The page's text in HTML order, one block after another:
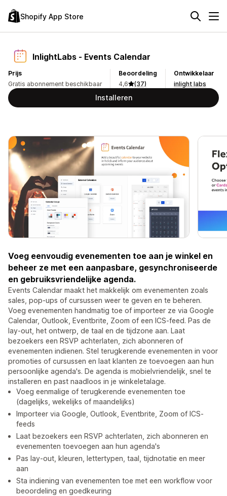
Shopify App Store
InlightLabs ‑ Events Calendar
Prijs
Gratis abonnement beschikbaar
Beoordeling
4,6
(37)
Ontwikkelaar
inlight labs
Installeren
Voeg eenvoudig evenementen toe aan je winkel en
beheer ze met een aanpasbare, gesynchroniseerde
en gebruiksvriendelijke agenda.
Events Calendar maakt het makkelijk om evenementen zoals
sales, pop-ups of cursussen weer te geven en te beheren.
Voeg evenementen handmatig toe of importeer ze via Google
Calendar, Outlook, Eventbrite, Zoom of een ICS-feed. Pas de
lay-out, het ontwerp, de taal en de tijdzone aan. Laat
bezoekers een RSVP achterlaten, zich abonneren of
evenementen indienen. Stel terugkerende evenementen in voor
promoties of cursussen en laat klanten ze toevoegen aan hun
persoonlijke agenda's. De agenda is mobielvriendelijk, snel te
installeren en past naadloos in je winkeletalage.
Voeg eenmalige of terugkerende evenementen toe
(dagelijks, wekelijks of maandelijks)
Importeer via Google, Outlook, Eventbrite, Zoom of ICS-
feeds
Laat bezoekers een RSVP achterlaten, zich abonneren en
evenementen toevoegen aan hun agenda's
Pas lay-out, kleuren, lettertypen, taal, tijdnotatie en meer
aan
Sta indiening van evenementen toe met een workflow voor
beoordeling en goedkeuring